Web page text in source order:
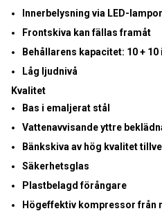
Innerbelysning via LED-lampor
Frontskiva kan fällas framåt
Behållarens kapacitet: 10 +
Låg ljudnivå
Kvalitet
Bas i emaljerat stål
Vattenavvisande yttre
Bänkskiva av hög kvalitet
Säkerhetsglas
Plastbelagd förångare
Högeffektiv kompressor från